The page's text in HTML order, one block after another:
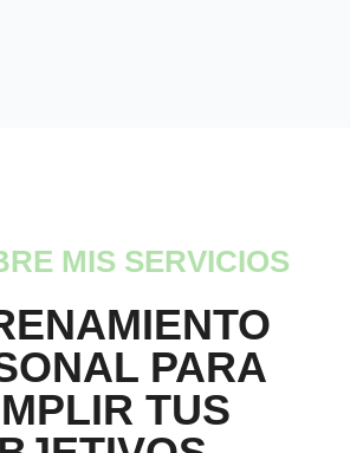
MIS SERVICIOS
PARA
TUS